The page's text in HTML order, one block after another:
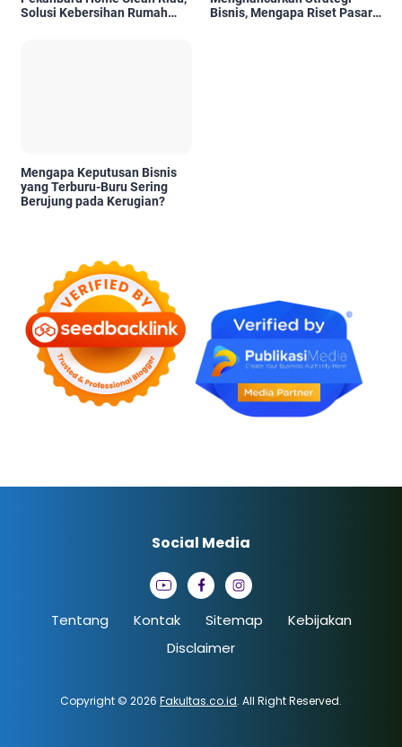
Solusi Kebersihan Rumah
Bisnis, Mengapa Riset Pasar
Mengapa Keputusan Bisnis
yang Terburu-Buru Sering
Berujung pada Kerugian?
Tentang Kontak Sitemap
Kebijakan
Disclaimer
Copyright © 2026 Fakultas.co.id. All Right Reserved.
Social Media